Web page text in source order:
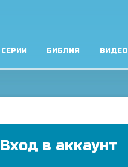
СЕРИИ БИБЛИЯ ВИДЕО
Вход в аккаунт